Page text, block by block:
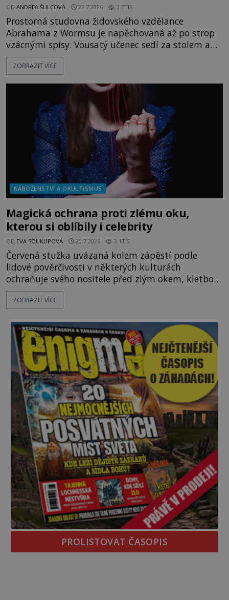
OD ANDREA ŠULCOVÁ 22.7.2026 3.5TIS
Prostorná studovna židovského vzdělance
Abrahama z Wormsu je napěchovaná až po strop
vzácnými spisy. Vousatý učenec sedí za stolem a
před sebou má rozložený jeden z nejzáhadnějších
magických textů. Jde o Abramelinův grimoár, který
kouzla, jak si někteří myslí, nebo jde o pouhou
pověru? Už šest měsíců pobývá
ZOBRAZIT VÍCE
NÁBOŽENSTVÍ A OKULTISMUS
Magická ochrana proti zlému oku,
kterou si oblíbily i celebrity
OD EVA SOUKUPOVÁ 20.7.2026 3.1TIS
Červená stužka uvázaná kolem zápěstí podle
lidové pověrčivosti v některých kulturách
ochraňuje svého nositele před zlým okem, kletbou,
která může přivodit neštěstí či nemoc. S tímto
nenápadným symbolem magické ochrany lze
nebo Leonarda DiCapria. Na Blízkém východě a v
židovských komunitách po celém světě, je
ZOBRAZIT VÍCE
PROLISTOVAT ČASOPIS